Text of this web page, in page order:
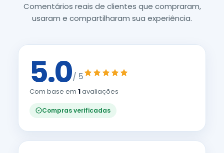
Comentários reais de clientes que compraram,
usaram e compartilharam sua experiência.
5.0/ 5
Com base em 1avaliações
Compras verificadas